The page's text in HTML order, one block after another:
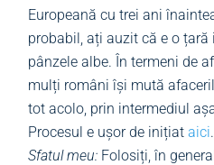
Europeană cu trei ani
probabil, ați auzit că e o
pânzele albe. În termeni de
mulți români își mută
tot acolo, prin intermediul
Procesul e ușor de inițiat aici.
Sfatul meu: Folosiți, în